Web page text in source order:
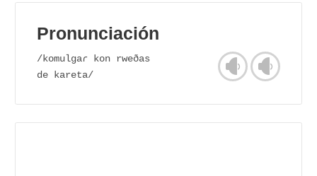
Pronunciación
/komulgaɾ kon rweðas
de kareta/